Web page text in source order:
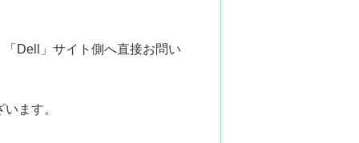
Dell」サイト側へ直接お問い
ます。